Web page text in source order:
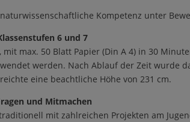
Kompetenz unter
6 und 7
max. 50 Blatt Papier (Din A 4) in 30
werden. Nach Ablauf der Zeit wurde
eine beachtliche Höhe von 231 cm.
und Mitmachen
mit zahlreichen Projekten am